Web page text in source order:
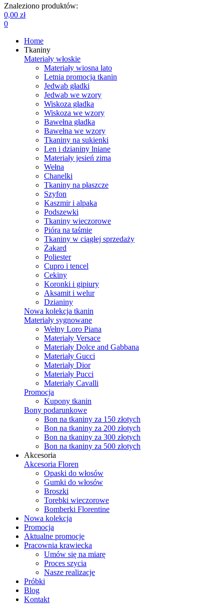
Znaleziono produktów:
0,00 zł
0
Home
Tkaniny
Materiały włoskie
Materiały wiosna lato
Letnia promocja tkanin
Jedwab gładki
Jedwab we wzory
Wiskoza gładka
Wiskoza we wzory
Bawełna gładka
Bawełna we wzory
Tkaniny na sukienki
Len i dzianiny lniane
Materiały jesień zima
Wełna
Chanelki
Tkaniny na płaszcze
Szyfon
Kaszmir i alpaka
Podszewki
Tkaniny wieczorowe
Pióra na taśmie
Tkaniny w ciągłej sprzedaży
Żakard
Poliester
Cupro i tencel
Cekiny
Koronki i gipiury
Aksamit i welur
Dzianiny
Nowa kolekcja tkanin
Materiały sygnowane
Wełny Loro Piana
Materiały Versace
Materiały Dolce and Gabbana
Materiały Gucci
Materiały Dior
Materiały Pucci
Materiały Cavalli
Promocja
Kupony tkanin
Bony podarunkowe
Bon na tkaniny za 150 złotych
Bon na tkaniny za 200 złotych
Bon na tkaniny za 300 złotych
Bon na tkaniny za 500 złotych
Akcesoria
Akcesoria Floren
Opaski do włosów
Gumki do włosów
Broszki
Torebki wieczorowe
Bomberki Florentine
Nowa kolekcja
Promocja
Aktualne promocje
Pracownia krawiecka
Umów się na miarę
Proces szycia
Nasze realizacje
Próbki
Blog
Kontakt